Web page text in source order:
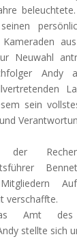
Neuwahl
Andy
sein
verschaffte.
des
stellte sich